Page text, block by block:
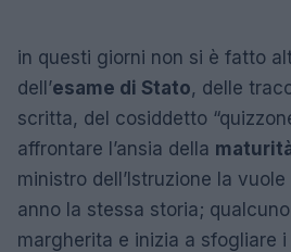
in questi giorni non si è fatto
dell’esame di Stato, delle
scritta, del cosiddetto
affrontare l’ansia della
ministro dell’Istruzione la
anno la stessa storia;
margherita e inizia a sfogliare